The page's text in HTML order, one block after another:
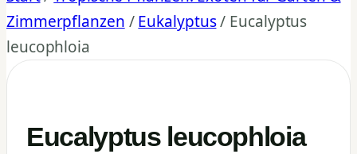
Zimmerpflanzen / Eukalyptus/ Eucalyptus
leucophloia
Eucalyptus leucophloia